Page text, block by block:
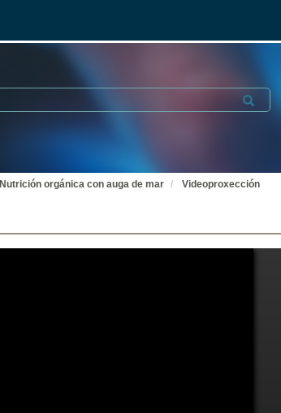
Submit
Nutrición orgánica con auga de mar Videoproxección